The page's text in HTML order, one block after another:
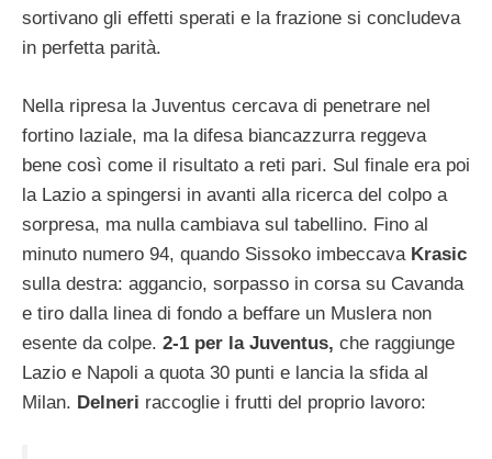
sortivano gli effetti sperati e la frazione si concludeva
in perfetta parità.
Nella ripresa la Juventus cercava di penetrare nel
fortino laziale, ma la difesa biancazzurra reggeva
bene così come il risultato a reti pari. Sul finale era poi
la Lazio a spingersi in avanti alla ricerca del colpo a
sorpresa, ma nulla cambiava sul tabellino. Fino al
minuto numero 94, quando Sissoko imbeccava Krasic
sulla destra: aggancio, sorpasso in corsa su Cavanda
e tiro dalla linea di fondo a beffare un Muslera non
esente da colpe. 2-1 per la Juventus, che raggiunge
Lazio e Napoli a quota 30 punti e lancia la sfida al
Milan. Delneri raccoglie i frutti del proprio lavoro: